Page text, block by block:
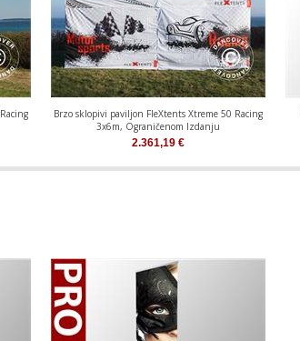
Brzo sklopivi paviljon FleXtents Xtreme 50 Racing
3x6m, Ograničenom Izdanju
2.361,19 €